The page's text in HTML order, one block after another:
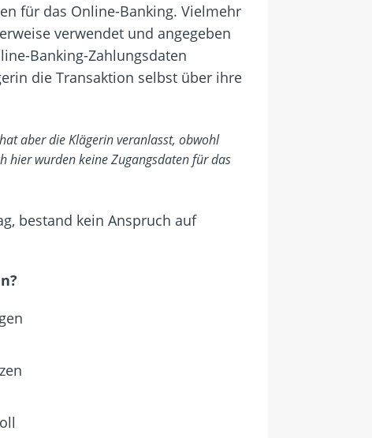
für das Online-Banking. Vielmehr
verwendet und angegeben
Banking-Zahlungsdaten
die Transaktion selbst über ihre
aber die Klägerin veranlasst, obwohl
hier wurden keine Zugangsdaten für das
bestand kein Anspruch auf